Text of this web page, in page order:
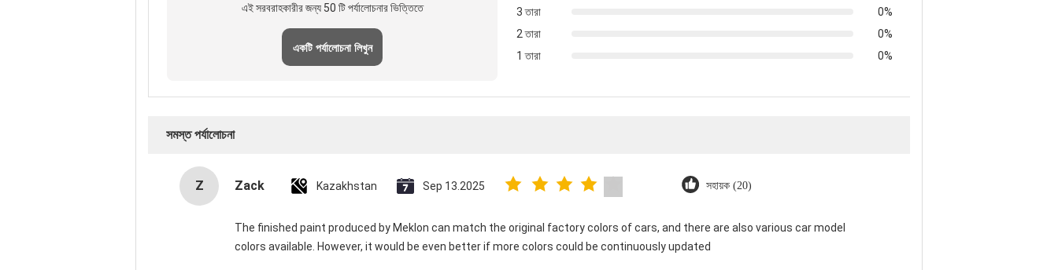
এই সরবরাহকারীর জন্য 50 টি পর্যালোচনার ভিত্তিতে
একটি পর্যালোচনা লিখুন
3 তারা
0%
2 তারা
0%
1 তারা
0%
সমস্ত পর্যালোচনা
Z Zack Kazakhstan Sep 13.2025 সহায়ক (20)
The finished paint produced by Meklon can match the original factory colors of cars, and there are also various car model
colors available. However, it would be even better if more colors could be continuously updated